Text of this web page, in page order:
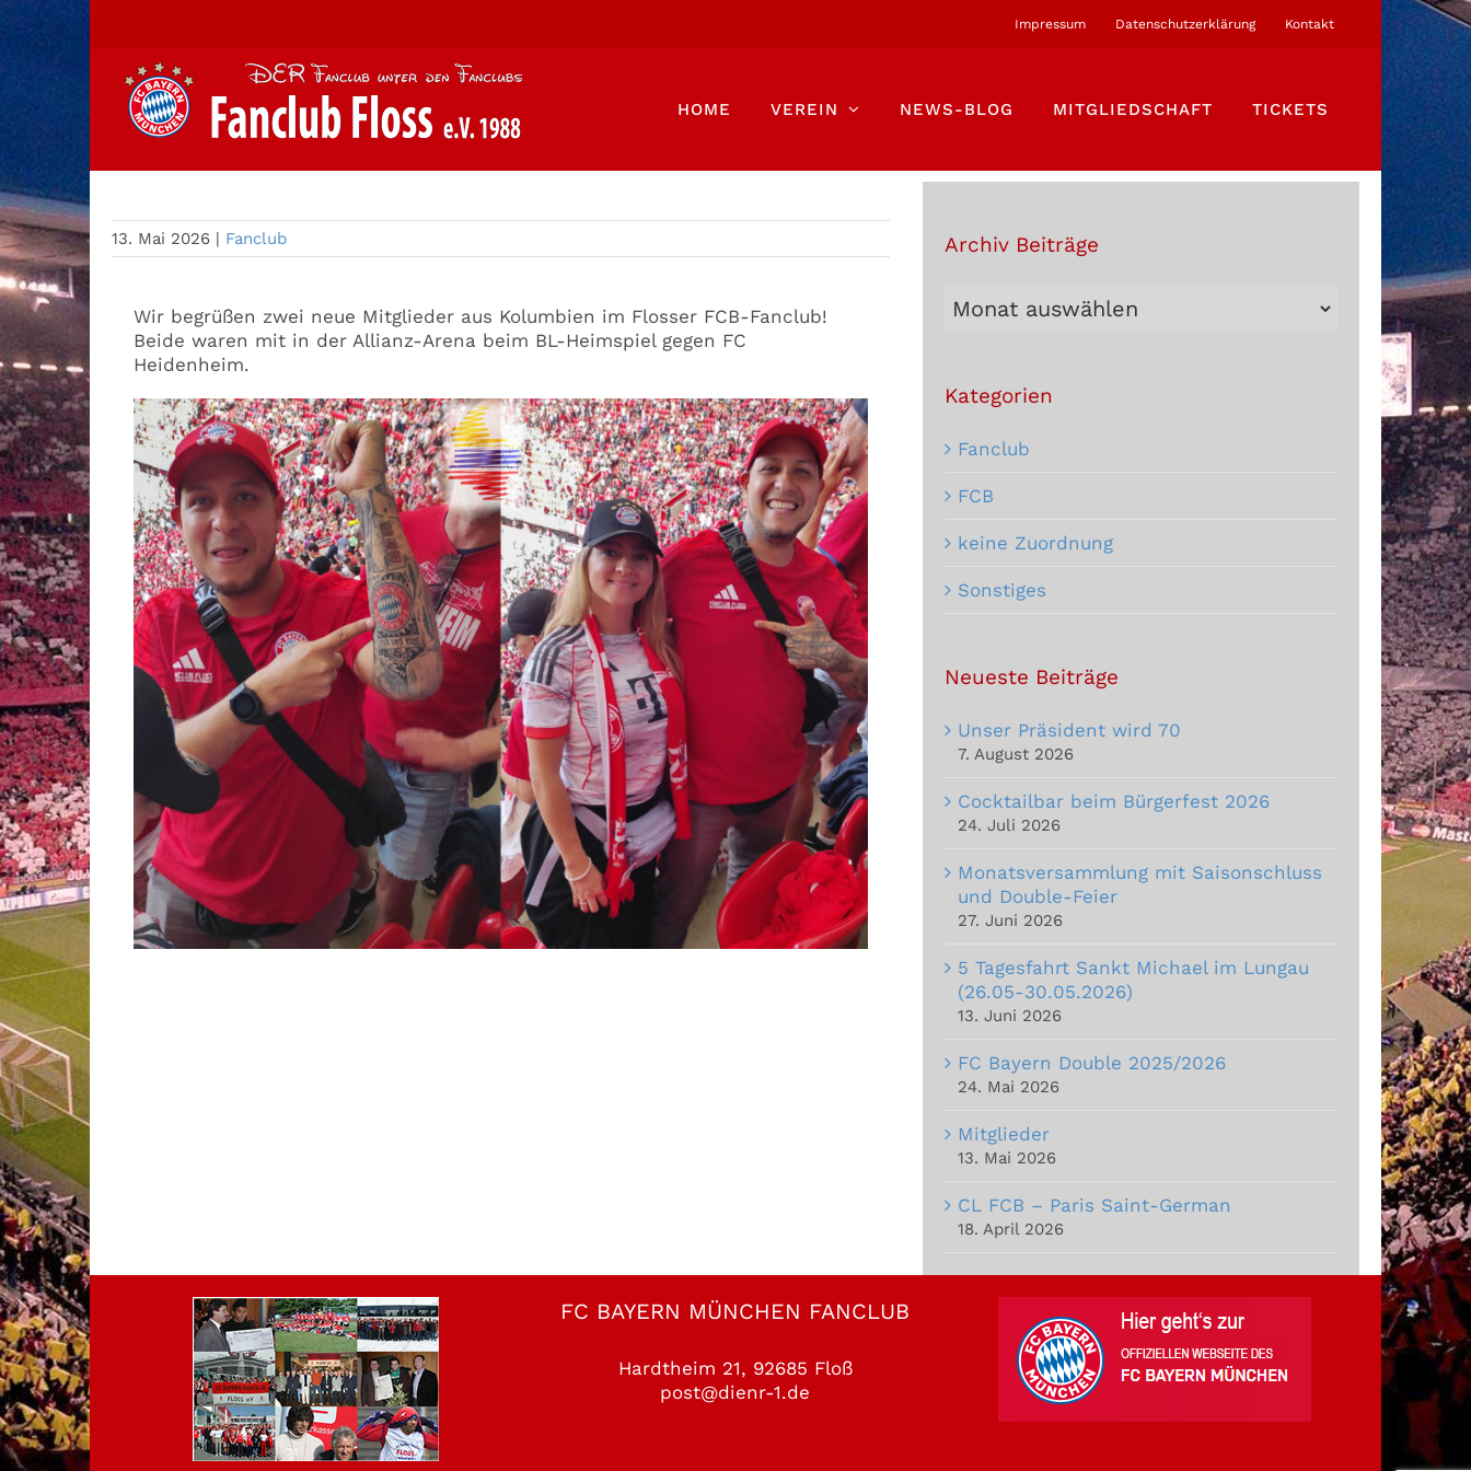
Impressum Datenschutzerklärung Kontakt
HOME VEREIN NEWS-BLOG MITGLIEDSCHAFT TICKETS
13. Mai 2026 | Fanclub
Wir begrüßen zwei neue Mitglieder aus Kolumbien im Flosser FCB-Fanclub!
Beide waren mit in der Allianz-Arena beim BL-Heimspiel gegen FC
Heidenheim.
Archiv Beiträge
Archiv
Beiträge
Kategorien
Fanclub
FCB
keine Zuordnung
Sonstiges
Neueste Beiträge
Unser Präsident wird 70
7. August 2026
Cocktailbar beim Bürgerfest 2026
24. Juli 2026
Monatsversammlung mit Saisonschluss
und Double-Feier
27. Juni 2026
5 Tagesfahrt Sankt Michael im Lungau
(26.05-30.05.2026)
13. Juni 2026
FC Bayern Double 2025/2026
24. Mai 2026
Mitglieder
13. Mai 2026
CL FCB – Paris Saint-German
18. April 2026
FC BAYERN MÜNCHEN FANCLUB
Hardtheim 21, 92685 Floß
post@dienr-1.de